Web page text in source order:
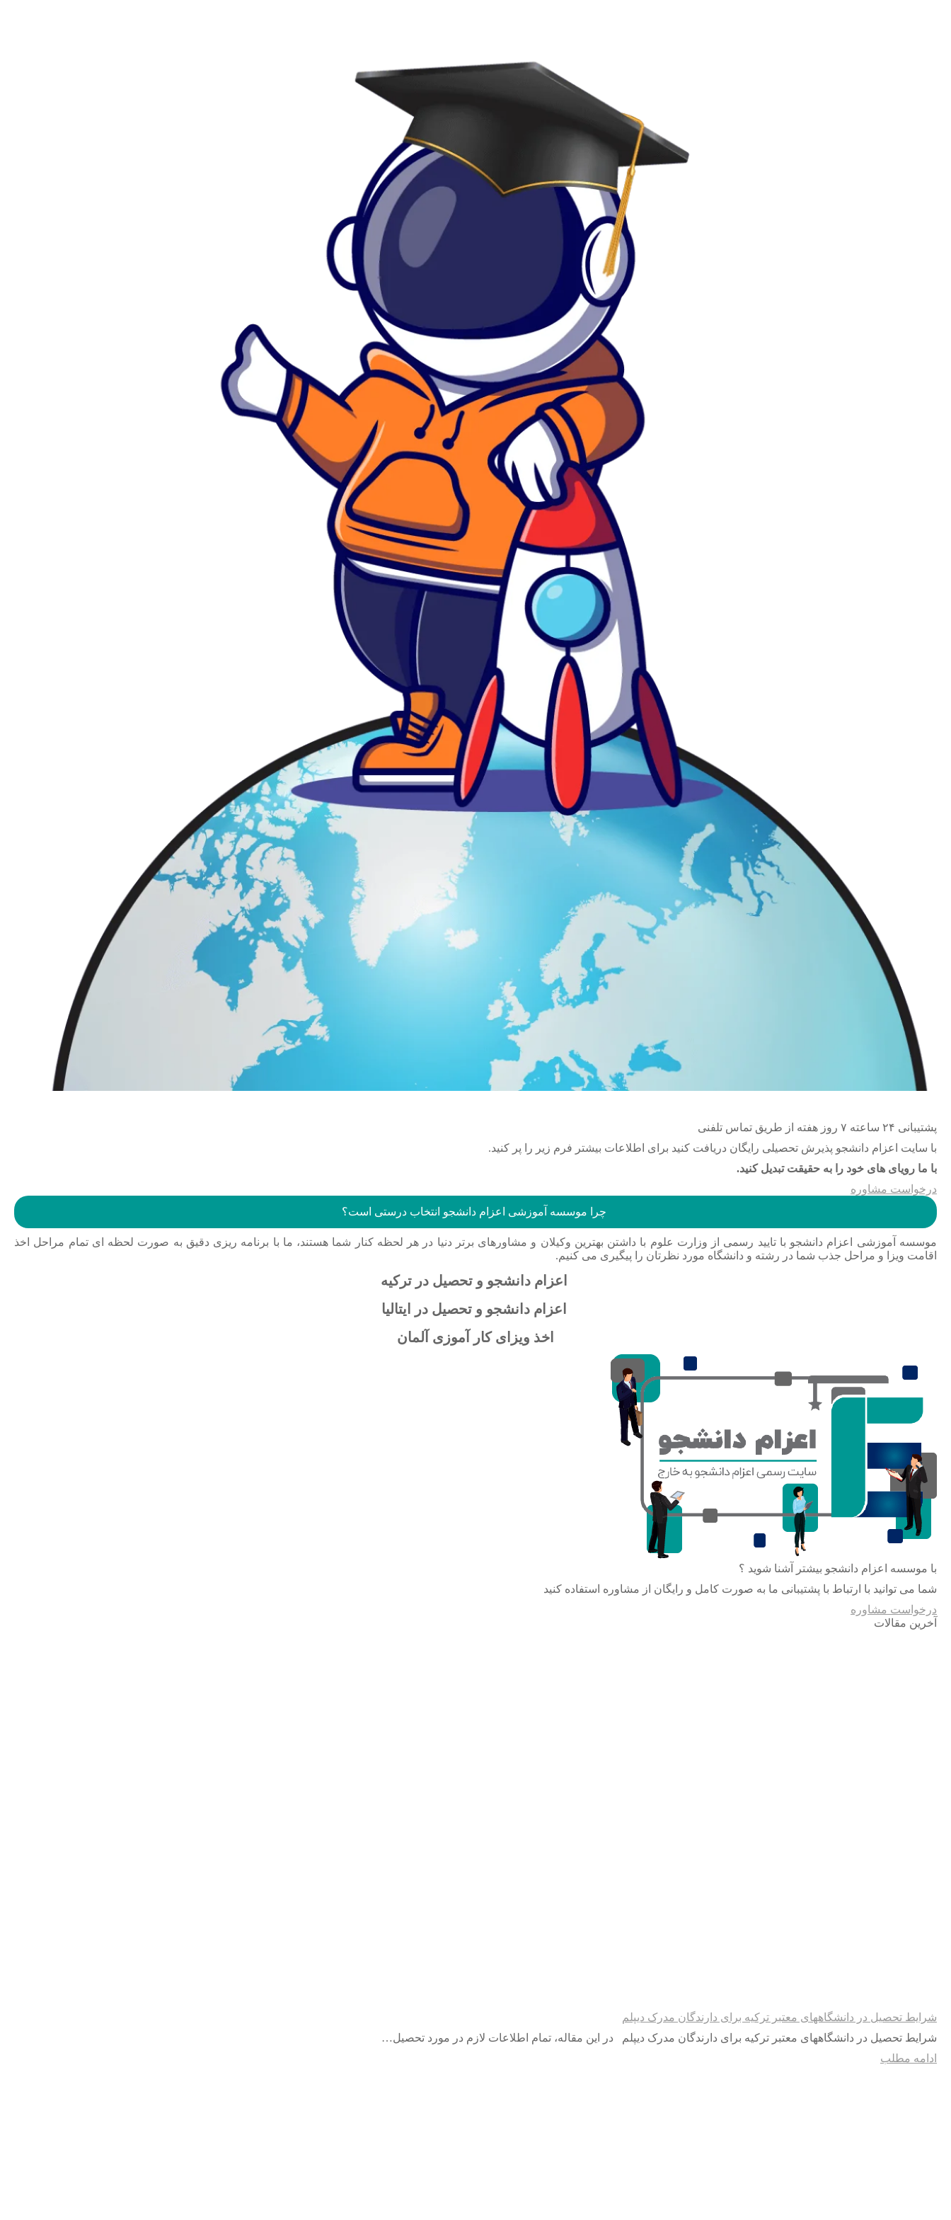
پشتیبانی ۲۴ ساعته ۷ روز هفته از طریق تماس تلفنی
با سایت اعزام دانشجو پذیرش تحصیلی رایگان دریافت کنید برای اطلاعات بیشتر فرم زیر را پر کنید.
با ما رویای های خود را به حقیقت تبدیل کنید.
درخواست مشاوره
چرا موسسه آموزشی اعزام دانشجو انتخاب درستی است؟
موسسه آموزشی اعزام دانشجو با تایید رسمی از وزارت علوم با داشتن بهترین وکیلان و مشاورهای برتر دنیا در هر لحظه کنار شما هستند، ما با برنامه ریزی دقیق به صورت لحظه ای تمام مراحل اخذ
اقامت ویزا و مراحل جذب شما در رشته و دانشگاه مورد نظرتان را پیگیری می کنیم.
اعزام دانشجو و تحصیل در ترکیه
اعزام دانشجو و تحصیل در ایتالیا
اخذ ویزای کار آموزی آلمان
با موسسه اعزام دانشجو بیشتر آشنا شوید ؟
شما می توانید با ارتباط با پشتیبانی ما به صورت کامل و رایگان از مشاوره استفاده کنید
درخواست مشاوره
آخرین مقالات
شرایط تحصیل در دانشگاههای معتبر ترکیه برای دارندگان مدرک دیپلم
شرایط تحصیل در دانشگاههای معتبر ترکیه برای دارندگان مدرک دیپلم در این مقاله، تمام اطلاعات لازم در مورد تحصیل…
ادامه مطلب